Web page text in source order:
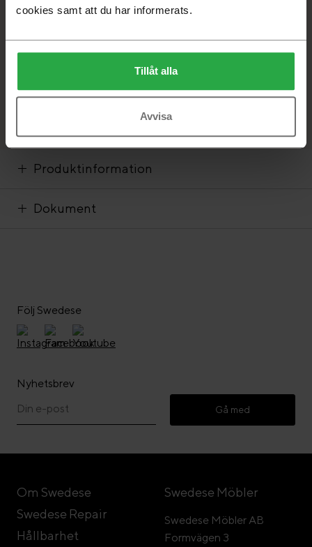
cookies samt att du har informerats.
Tillåt alla
Avvisa
Lägg i varukorg
Hitta återförsäljare
Produktinformation
Dokument
Följ Swedese
Nyhetsbrev
Gå med
Om Swedese
Swedese Repair
Hållbarhet
Swedese Möbler
Swedese Möbler AB
Formvägen 3